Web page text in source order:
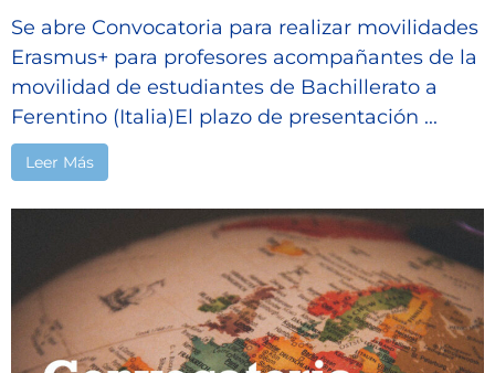
Se abre Convocatoria para realizar movilidades
Erasmus+ para profesores acompañantes de la
movilidad de estudiantes de Bachillerato a
Ferentino (Italia)El plazo de presentación ...
Leer Más